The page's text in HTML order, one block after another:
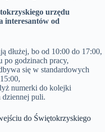
urzędu
interesantów od
dłużej, bo od 10:00 do 17:00,
po godzinach pracy,
się w standardowych
numerki do kolejki
dziennej puli.
do Świętokrzyskiego